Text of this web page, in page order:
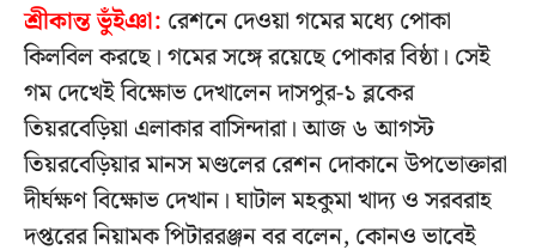
শ্রীকান্ত ভুঁইঞা: রেশনে দেওয়া গমের মধ্যে পোকা
কিলবিল করছে। গমের সঙ্গে রয়েছে পোকার বিষ্ঠা। সেই
গম দেখেই বিক্ষোভ দেখালেন দাসপুর-১ ব্লকের
তিয়রবেড়িয়া এলাকার বাসিন্দারা। আজ ৬ আগস্ট
তিয়রবেড়িয়ার মানস মণ্ডলের রেশন দোকানে উপভোক্তারা
দীর্ঘক্ষণ বিক্ষোভ দেখান। ঘাটাল মহকুমা খাদ্য ও সরবরাহ
দপ্তরের নিয়ামক পিটাররঞ্জন বর বলেন, কোনও ভাবেই